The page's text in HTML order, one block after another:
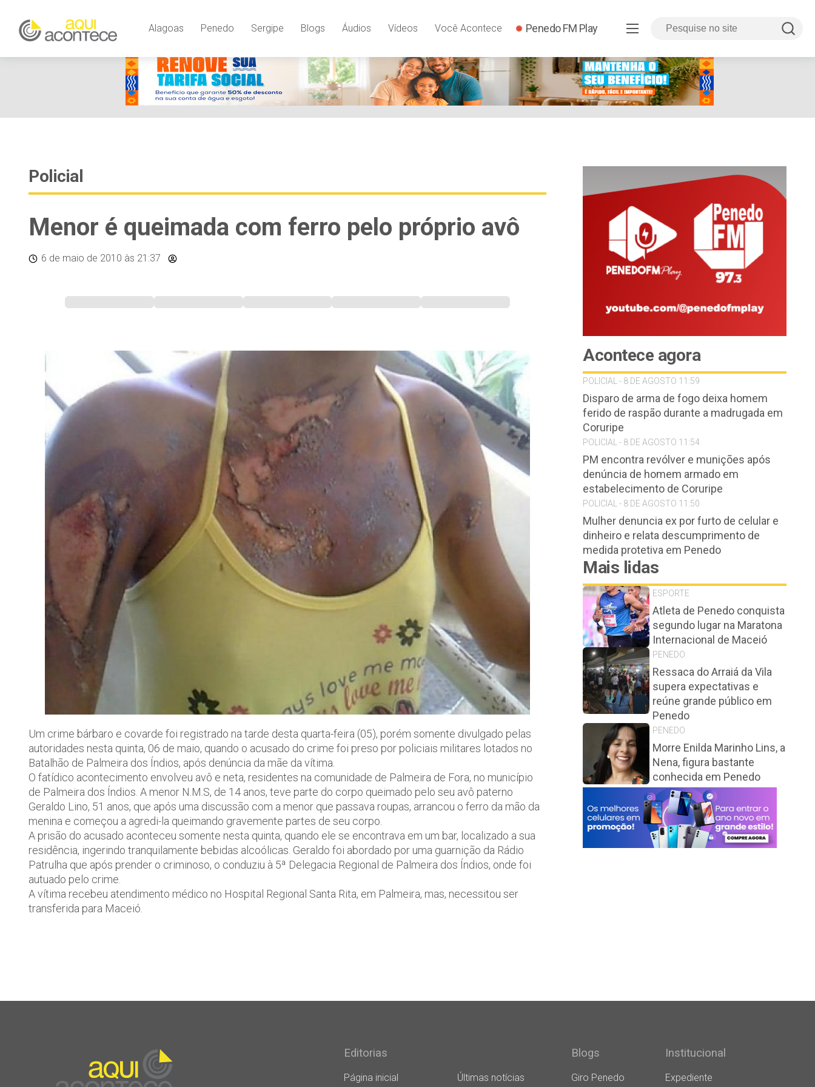
Alagoas
Penedo Sergipe Blogs Áudios Vídeos Você Acontece Penedo FM Play
Policial
Menor é queimada com ferro pelo próprio avô
6 de maio de 2010 às 21:37
Um crime bárbaro e covarde foi registrado na tarde desta quarta-feira (05), porém somente divulgado pelas
autoridades nesta quinta, 06 de maio, quando o acusado do crime foi preso por policiais militares lotados no
Batalhão de Palmeira dos Índios, após denúncia da mãe da vítima.
O fatídico acontecimento envolveu avô e neta, residentes na comunidade de Palmeira de Fora, no município
de Palmeira dos Índios. A menor N.M.S, de 14 anos, teve parte do corpo queimado pelo seu avô paterno
Geraldo Lino, 51 anos, que após uma discussão com a menor que passava roupas, arrancou o ferro da mão da
menina e começou a agredi-la queimando gravemente partes de seu corpo.
A prisão do acusado aconteceu somente nesta quinta, quando ele se encontrava em um bar, localizado a sua
residência, ingerindo tranquilamente bebidas alcoólicas. Geraldo foi abordado por uma guarnição da Rádio
Patrulha que após prender o criminoso, o conduziu à 5ª Delegacia Regional de Palmeira dos Índios, onde foi
autuado pelo crime.
A vítima recebeu atendimento médico no Hospital Regional Santa Rita, em Palmeira, mas, necessitou ser
transferida para Maceió.
Acontece agora
POLICIAL - 8 DE AGOSTO 11:59
Disparo de arma de fogo deixa homem
ferido de raspão durante a madrugada em
Coruripe
POLICIAL - 8 DE AGOSTO 11:54
PM encontra revólver e munições após
denúncia de homem armado em
estabelecimento de Coruripe
POLICIAL - 8 DE AGOSTO 11:50
Mulher denuncia ex por furto de celular e
dinheiro e relata descumprimento de
medida protetiva em Penedo
Mais lidas
ESPORTE
Atleta de Penedo conquista
segundo lugar na Maratona
Internacional de Maceió
PENEDO
Ressaca do Arraiá da Vila
supera expectativas e
reúne grande público em
Penedo
PENEDO
Morre Enilda Marinho Lins, a
Nena, figura bastante
conhecida em Penedo
Editorias
Página inicial Últimas notícias
Blogs
Giro Penedo
Institucional
Expediente